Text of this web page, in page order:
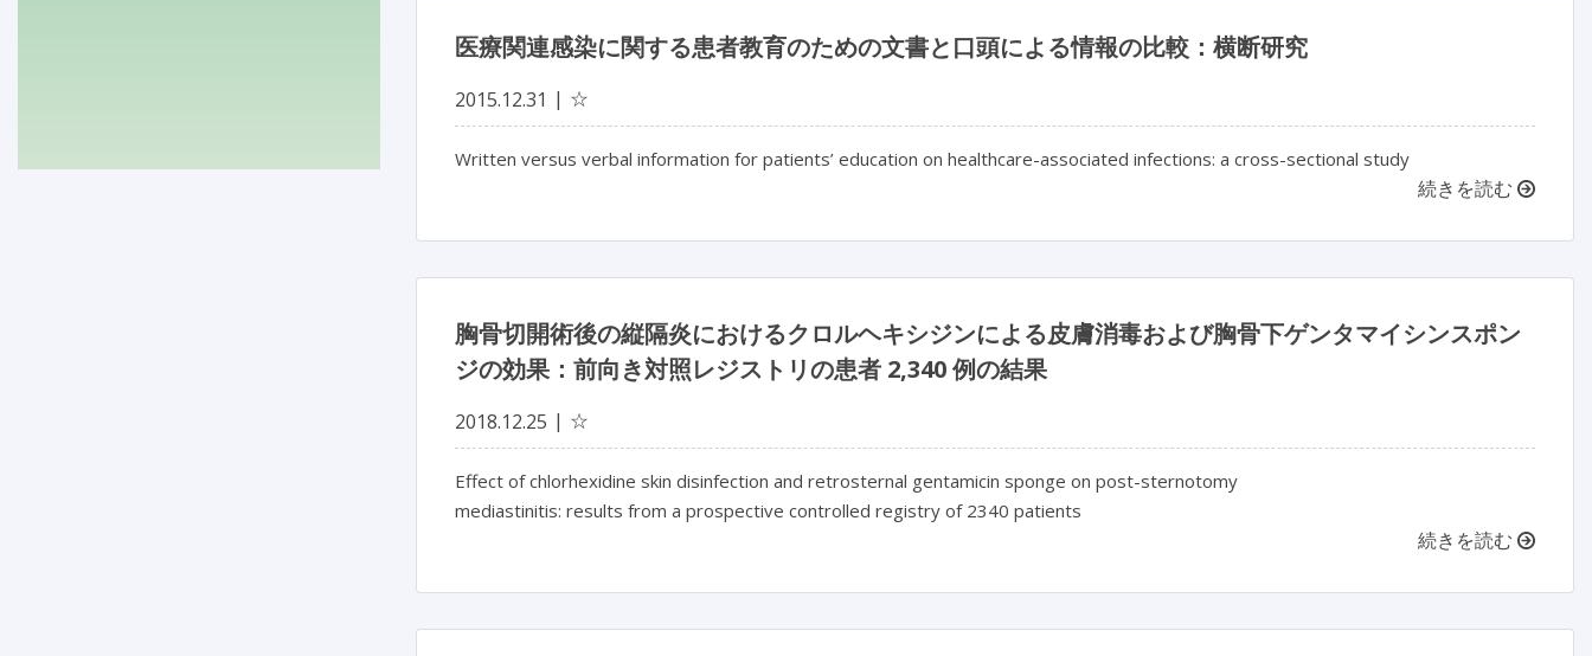
医療関連感染に関する患者教育のための文書と口頭による情報の比較：横断研究
2015.12.31 ☆
Written versus verbal information for patients’ education on healthcare-associated infections: a cross-sectional study
続きを読む
胸骨切開術後の縦隔炎におけるクロルヘキシジンによる皮膚消毒および胸骨下ゲンタマイシンスポン
ジの効果：前向き対照レジストリの患者 2,340 例の結果
2018.12.25 ☆
Effect of chlorhexidine skin disinfection and retrosternal gentamicin sponge on post-sternotomy
mediastinitis: results from a prospective controlled registry of 2340 patients
続きを読む